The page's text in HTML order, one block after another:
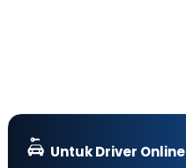
Untuk Driver Online